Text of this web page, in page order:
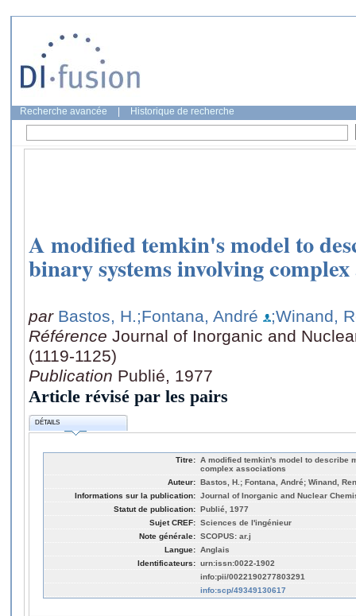
Recherche avancée Historique de recherche
A modified temkin's model to
binary systems involving complex
par Bastos, H.;Fontana, André
;Winand,
Référence Journal of Inorganic and
(1119-1125)
Publication Publié, 1977
Article révisé par les pairs
DÉTAILS
Titre: A modified temkin's model to describe
complex associations
Auteur: Bastos, H.; Fontana, André; Winand,
Informations sur la publication: Journal of Inorganic and Nuclear
Statut de publication: Publié, 1977
Sujet CREF: Sciences de l'ingénieur
Note générale: SCOPUS: ar.j
Langue: Anglais
Identificateurs: urn:issn:0022-1902
info:pii/0022190277803291
info:scp/49349130617